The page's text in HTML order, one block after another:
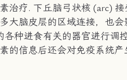
治疗. 下丘脑弓状核 (arc) 接
大脑皮层的区域连接，也会
各种进食有关的器官进行调
的信息后还会对免疫系统产